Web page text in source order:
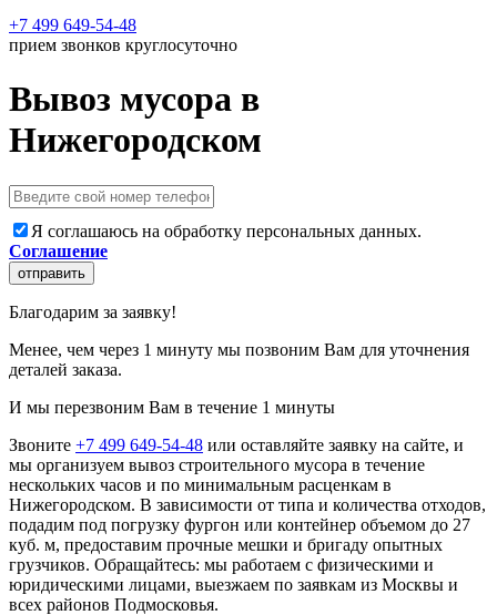
+7 499 649-54-48
прием звонков круглосуточно
Вывоз мусора в
Нижегородском
Я соглашаюсь на обработку персональных данных.
Соглашение
отправить
Благодарим за заявку!
Менее, чем через 1 минуту мы позвоним Вам для уточнения
деталей заказа.
И мы перезвоним Вам в течение 1 минуты
Звоните +7 499 649-54-48 или оставляйте заявку на сайте, и
мы организуем вывоз строительного мусора в течение
нескольких часов и по минимальным расценкам в
Нижегородском. В зависимости от типа и количества отходов,
подадим под погрузку фургон или контейнер объемом до 27
куб. м, предоставим прочные мешки и бригаду опытных
грузчиков. Обращайтесь: мы работаем с физическими и
юридическими лицами, выезжаем по заявкам из Москвы и
всех районов Подмосковья.